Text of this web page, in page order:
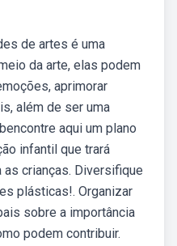
de artes é uma
da arte, elas podem
aprimorar
além de ser uma
aqui um plano
infantil que trará
crianças. Diversifique
plásticas!. Organizar
sobre a importância
podem contribuir.